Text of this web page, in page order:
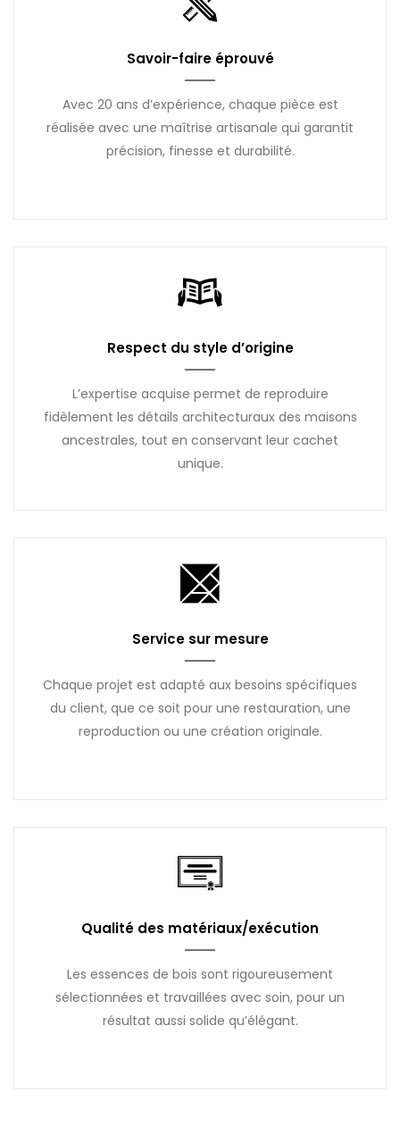
Savoir-faire éprouvé
Avec 20 ans d’expérience, chaque pièce est
réalisée avec une maîtrise artisanale qui garantit
précision, finesse et durabilité.
Respect du style d’origine
L’expertise acquise permet de reproduire
fidèlement les détails architecturaux des maisons
ancestrales, tout en conservant leur cachet
unique.
Service sur mesure
Chaque projet est adapté aux besoins spécifiques
du client, que ce soit pour une restauration, une
reproduction ou une création originale.
Qualité des matériaux/exécution
Les essences de bois sont rigoureusement
sélectionnées et travaillées avec soin, pour un
résultat aussi solide qu’élégant.